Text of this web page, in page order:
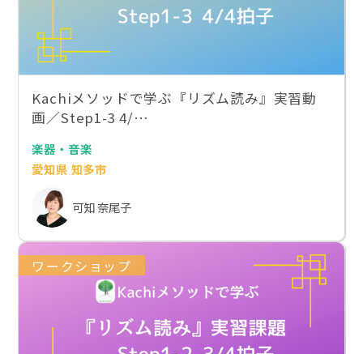
Kachiメソッドで学ぶ『リズム読み』実習動
画／Step1-3 4/…
楽器・音楽
愛知県 知多市
可知 奈尾子
ワークショップ